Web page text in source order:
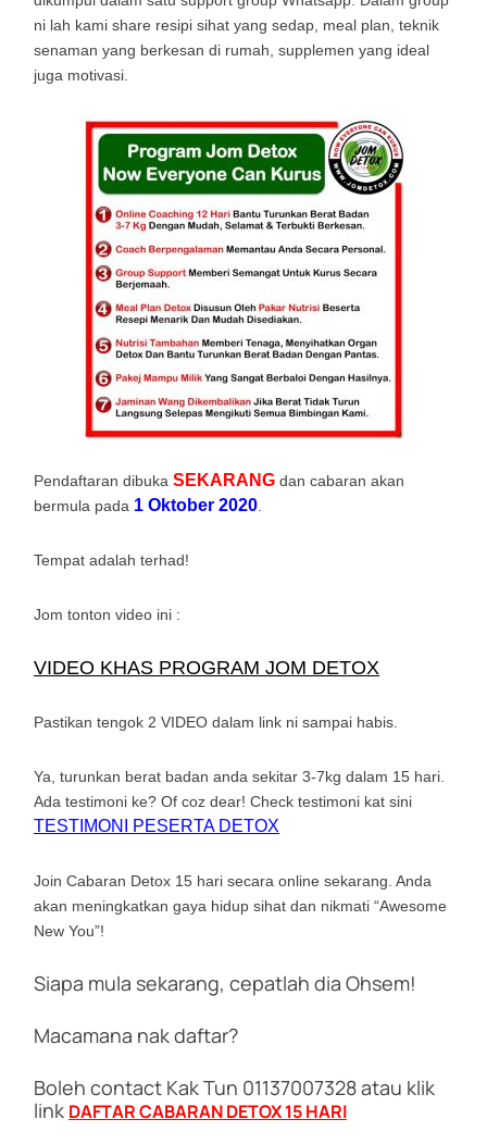
ni lah kami share resipi sihat yang sedap, meal plan, teknik
senaman yang berkesan di rumah, supplemen yang ideal
juga motivasi.
Pendaftaran dibuka SEKARANG dan cabaran akan
bermula pada 1 Oktober 2020
Tempat adalah terhad!
Jom tonton video ini :
VIDEO KHAS PROGRAM JOM DETOX
Pastikan tengok 2 VIDEO dalam link ni sampai habis.
Ya, turunkan berat badan anda sekitar 3-7kg dalam 15 hari.
Ada testimoni ke? Of coz dear! Check testimoni kat sini
TESTIMONI PESERTA DETOX
Join Cabaran Detox 15 hari secara online sekarang. Anda
akan meningkatkan gaya hidup sihat dan nikmati “Awesome
New You”!
Siapa mula sekarang, cepatlah dia Ohsem!
Macamana nak daftar?
Boleh contact Kak Tun 01137007328 atau klik
link DAFTAR CABARAN DETOX 15 HARI